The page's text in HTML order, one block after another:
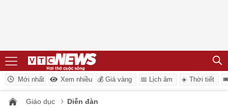
Mới nhất Xem nhiều 💰 Giá vàng 📅 Lịch âm ☀️ Thời tiết
Giáo dục Diễn đàn